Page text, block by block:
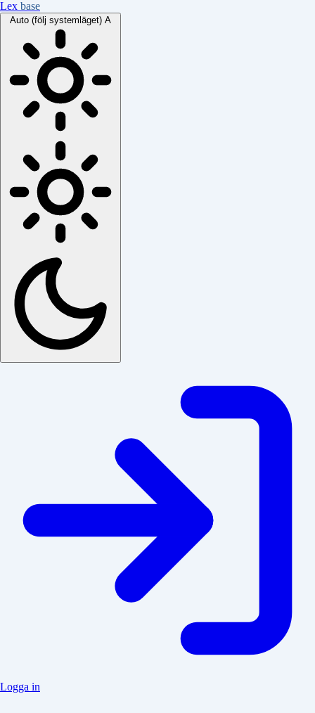
Lex base
Auto (följ systemläget) A
Logga in